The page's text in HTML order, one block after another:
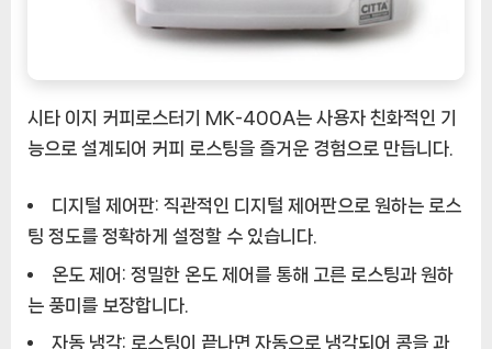
여
정
[CoffeeTimeNOW
천
상
품]
시타 이지 커피로스터기 MK-400A는 사용자 친화적인 기
능으로 설계되어 커피 로스팅을 즐거운 경험으로 만듭니다.
디지털 제어판: 직관적인 디지털 제어판으로 원하는 로스
팅 정도를 정확하게 설정할 수 있습니다.
온도 제어: 정밀한 온도 제어를 통해 고른 로스팅과 원하
는 풍미를 보장합니다.
자동 냉각: 로스팅이 끝나면 자동으로 냉각되어 콩을 과